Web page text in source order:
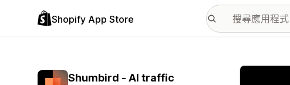
Shopify App Store
Shumbird ‑ AI traffic
主要圖片圖庫